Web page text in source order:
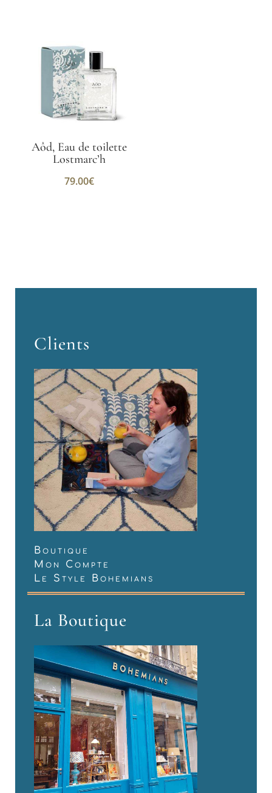
Aôd, Eau de toilette
Lostmarc’h
79.00€
Clients
Boutique
Mon Compte
Le Style Bohemians
La Boutique